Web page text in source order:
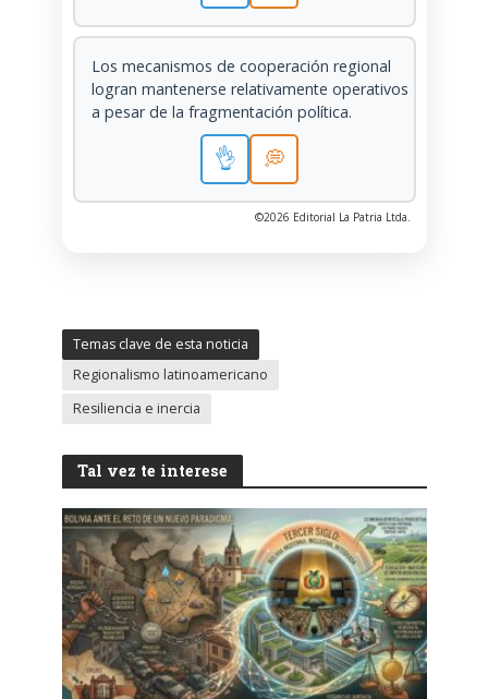
Los mecanismos de cooperación regional
logran mantenerse relativamente operativos
a pesar de la fragmentación política.
👌 💭
©2026 Editorial La Patria Ltda.
Temas clave de esta noticia
Regionalismo latinoamericano
Resiliencia e inercia
Tal vez te interese